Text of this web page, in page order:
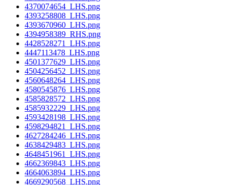
4370074654_LHS.png
4393258808_LHS.png
4393670960_LHS.png
4394958389_RHS.png
4428528271_LHS.png
4447113478_LHS.png
4501377629_LHS.png
4504256452_LHS.png
4560648264_LHS.png
4580545876_LHS.png
4585828572_LHS.png
4585932229_LHS.png
4593428198_LHS.png
4598294821_LHS.png
4627284246_LHS.png
4638429483_LHS.png
4648451961_LHS.png
4662369843_LHS.png
4664063894_LHS.png
4669290568_LHS.png